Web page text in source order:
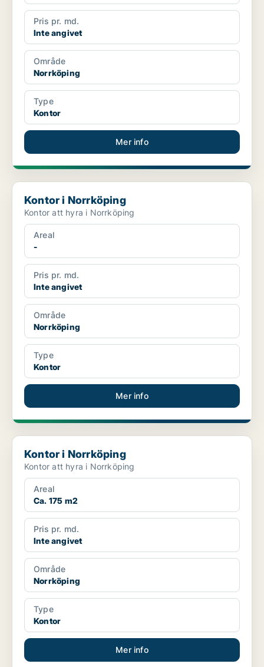
Pris pr. md.
Inte angivet
Område
Norrköping
Type
Kontor
Mer info
Kontor i Norrköping
Kontor i Norrköping
Kontor att hyra i Norrköping
Areal
-
Pris pr. md.
Inte angivet
Område
Norrköping
Type
Kontor
Mer info
Kontor i Norrköping
Kontor i Norrköping
Kontor att hyra i Norrköping
Areal
Ca. 175 m2
Pris pr. md.
Inte angivet
Område
Norrköping
Type
Kontor
Mer info